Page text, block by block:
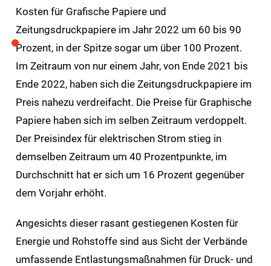
Kosten für Grafische Papiere und
Zeitungsdruckpapiere im Jahr 2022 um 60 bis 90
Prozent, in der Spitze sogar um über 100 Prozent.
Im Zeitraum von nur einem Jahr, von Ende 2021 bis
Ende 2022, haben sich die Zeitungsdruckpapiere im
Preis nahezu verdreifacht. Die Preise für Graphische
Papiere haben sich im selben Zeitraum verdoppelt.
Der Preisindex für elektrischen Strom stieg in
demselben Zeitraum um 40 Prozentpunkte, im
Durchschnitt hat er sich um 16 Prozent gegenüber
dem Vorjahr erhöht.
Angesichts dieser rasant gestiegenen Kosten für
Energie und Rohstoffe sind aus Sicht der Verbände
umfassende Entlastungsmaßnahmen für Druck- und